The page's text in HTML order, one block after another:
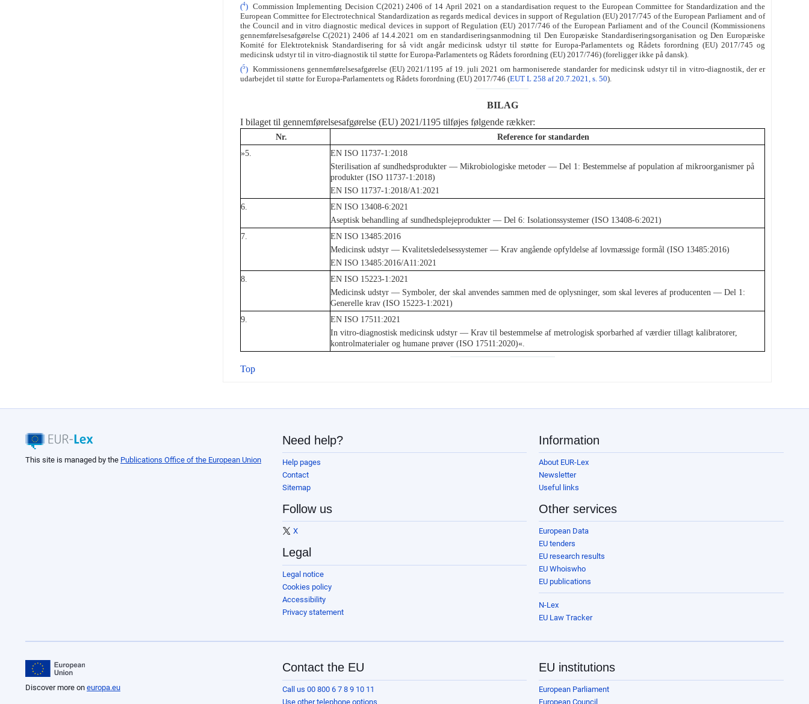
(4)Commission Implementing Decision C(2021) 2406 of 14 April 2021 on a standardisation request to the European Committee for Standardization and the
European Committee for Electrotechnical Standardization as regards medical devices in support of Regulation (EU) 2017/745 of the European Parliament and of
the Council and in vitro diagnostic medical devices in support of Regulation (EU) 2017/746 of the European Parliament and of the Council (Kommissionens
gennemførelsesafgørelse C(2021) 2406 af 14.4.2021 om en standardiseringsanmodning til Den Europæiske Standardiseringsorganisation og Den Europæiske
Komité for Elektroteknisk Standardisering for så vidt angår medicinsk udstyr til støtte for Europa-Parlamentets og Rådets forordning (EU) 2017/745 og
medicinsk udstyr til in vitro-diagnostik til støtte for Europa-Parlamentets og Rådets forordning (EU) 2017/746) (foreligger ikke på dansk).
(5)Kommissionens gennemførelsesafgørelse (EU) 2021/1195 af 19. juli 2021 om harmoniserede standarder for medicinsk udstyr til in vitro-diagnostik, der er
udarbejdet til støtte for Europa-Parlamentets og Rådets forordning (EU) 2017/746 (EUT L 258 af 20.7.2021, s. 50).
BILAG
I bilaget til gennemførelsesafgørelse (EU) 2021/1195 tilføjes følgende rækker:
Nr.
Reference for standarden
»5.
EN ISO 11737-1:2018
Sterilisation af sundhedsprodukter — Mikrobiologiske metoder — Del 1: Bestemmelse af population af mikroorganismer på
produkter (ISO 11737-1:2018)
EN ISO 11737-1:2018/A1:2021
6.
EN ISO 13408-6:2021
Aseptisk behandling af sundhedsplejeprodukter — Del 6: Isolationssystemer (ISO 13408-6:2021)
7.
EN ISO 13485:2016
Medicinsk udstyr — Kvalitetsledelsessystemer — Krav angående opfyldelse af lovmæssige formål (ISO 13485:2016)
EN ISO 13485:2016/A11:2021
8.
EN ISO 15223-1:2021
Medicinsk udstyr — Symboler, der skal anvendes sammen med de oplysninger, som skal leveres af producenten — Del 1:
Generelle krav (ISO 15223-1:2021)
9.
EN ISO 17511:2021
In vitro-diagnostisk medicinsk udstyr — Krav til bestemmelse af metrologisk sporbarhed af værdier tillagt kalibratorer,
kontrolmaterialer og humane prøver (ISO 17511:2020)«.
Top
This site is managed by the Publications Office of the European Union
Need help?
Help pages
Contact
Sitemap
Follow us
X
Legal
Legal notice
Cookies policy
Accessibility
Privacy statement
Information
About EUR-Lex
Newsletter
Useful links
Other services
European Data
EU tenders
EU research results
EU Whoiswho
EU publications
N-Lex
EU Law Tracker
Discover more on europa.eu
Contact the EU
Call us 00 800 6 7 8 9 10 11
Use other telephone options
EU institutions
European Parliament
European Council